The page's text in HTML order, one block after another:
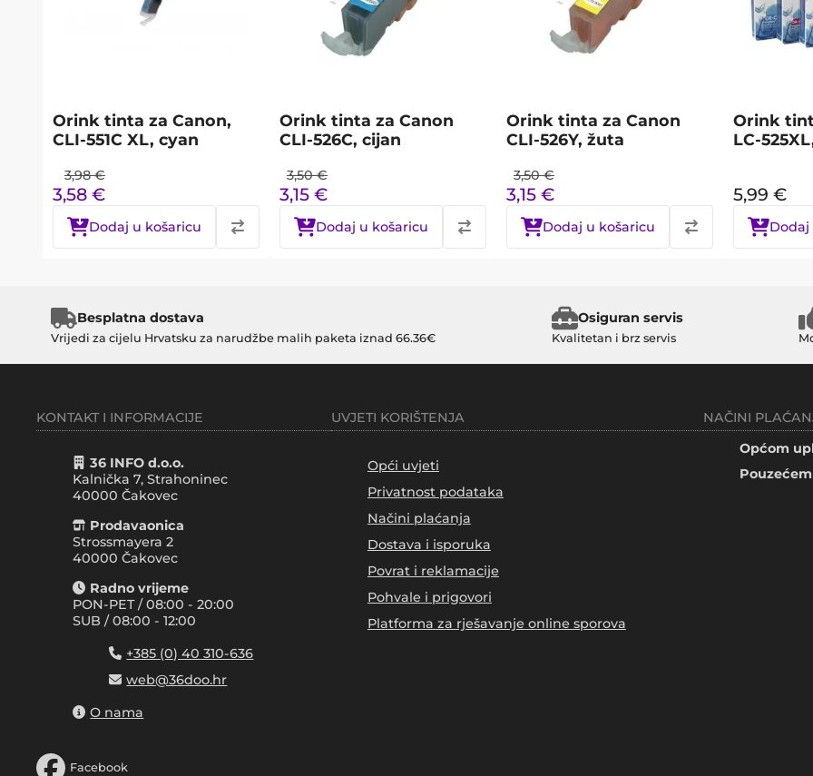
Orink tinta za Canon,
CLI-551C XL, cyan
3,98 €
3,58 €
Dodaj u košaricu
Orink tinta za Canon
CLI-526C, cijan
3,50 €
3,15 €
Dodaj u košaricu
Orink tinta za Canon
CLI-526Y, žuta
3,50 €
3,15 €
Dodaj u košaricu
Orink
LC-
5,99 €
Dodaj
Besplatna dostava
Vrijedi za cijelu Hrvatsku za narudžbe malih paketa iznad 66.36€
Osiguran servis
Kvalitetan i brz servis
KONTAKT I INFORMACIJE
36 INFO d.o.o.
Kalnička 7, Strahoninec
40000 Čakovec
Prodavaonica
Strossmayera 2
40000 Čakovec
Radno vrijeme
PON-PET / 08:00 - 20:00
SUB / 08:00 - 12:00
+385 (0) 40 310-636
web@36doo.hr
O nama
Facebook
UVJETI KORIŠTENJA
Opći uvjeti
Privatnost podataka
Načini plaćanja
Dostava i isporuka
Povrat i reklamacije
Pohvale i prigovori
Platforma za rješavanje online sporova
NAČINI
Općom